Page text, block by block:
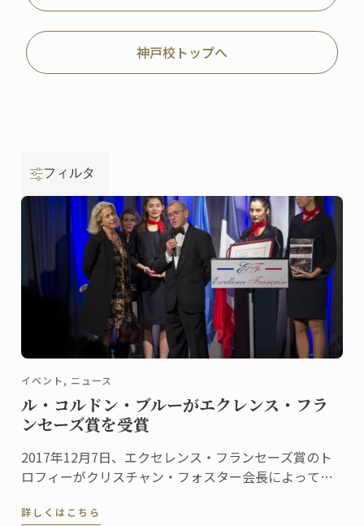
神戸校トップへ
フィルタ
イベント, ニュース
ル・コルドン・ブルーがエクレンス・フラ
ンセーズ賞を受賞
2017年12月7日、エクセレンス・フランセーズ賞のト
ロフィーがクリスチャン・フォスター会長によって、
るル・コルドン・ブルー、パリ校に授与されました。
詳しくはこちら